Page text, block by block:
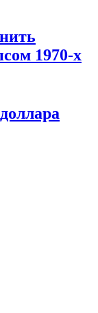
1970-х